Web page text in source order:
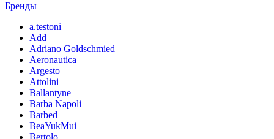
Бренды
a.testoni
Add
Adriano Goldschmied
Aeronautica
Argesto
Attolini
Ballantyne
Barba Napoli
Barbed
BeaYukMui
Bertolo